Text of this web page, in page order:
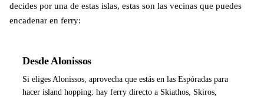
decides por una de estas islas, estas son las vecinas que puedes
encadenar en ferry:
Desde Alonissos
Si eliges Alonissos, aprovecha que estás en las Espóradas para
hacer island hopping: hay ferry directo a Skiathos, Skiros,